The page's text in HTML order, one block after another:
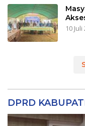
10 Juli
DPRD